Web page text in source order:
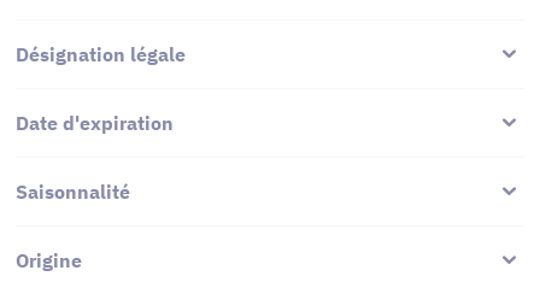
Désignation légale
Date d'expiration
Saisonnalité
Origine